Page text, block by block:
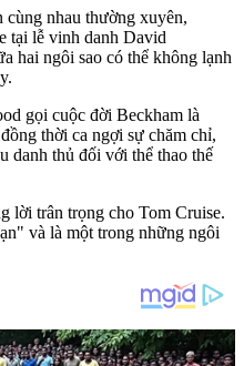
nhau thường xuyên,
tại lễ vinh danh David
hai ngôi sao có thể không lạnh
gọi cuộc đời Beckham là
thời ca ngợi sự chăm chỉ,
danh thủ đối với thể thao thế
lời trân trọng cho Tom Cruise.
và là một trong những ngôi